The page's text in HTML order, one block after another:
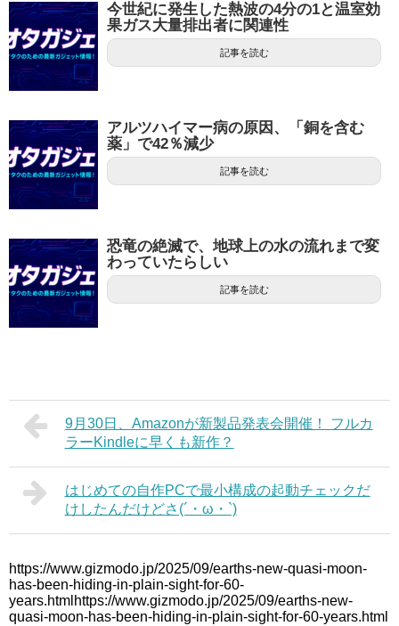
今世紀に発生した熱波の4分の1と温室効
果ガス大量排出者に関連性
記事を読む
アルツハイマー病の原因、「銅を含む
薬」で42％減少
記事を読む
恐竜の絶滅で、地球上の水の流れまで変
わっていたらしい
記事を読む
9月30日、Amazonが新製品発表会開催！ フルカ
ラーKindleに早くも新作？
はじめての自作PCで最小構成の起動チェックだ
けしたんだけどさ(´・ω・`)
https://www.gizmodo.jp/2025/09/earths-new-quasi-moon-
has-been-hiding-in-plain-sight-for-60-
years.htmlhttps://www.gizmodo.jp/2025/09/earths-new-
quasi-moon-has-been-hiding-in-plain-sight-for-60-years.html